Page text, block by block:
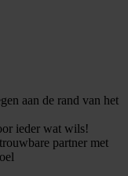
aan de rand van het
ieder wat wils!
partner met